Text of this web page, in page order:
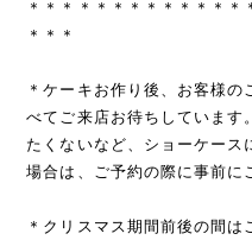
＊＊＊＊＊＊＊＊＊＊＊＊＊
＊＊＊
＊ケーキお作り後、お客様
べてご来店お待ちしています
たくないなど、ショーケース
場合は、ご予約の際に事前に
＊クリスマス期間前後の間